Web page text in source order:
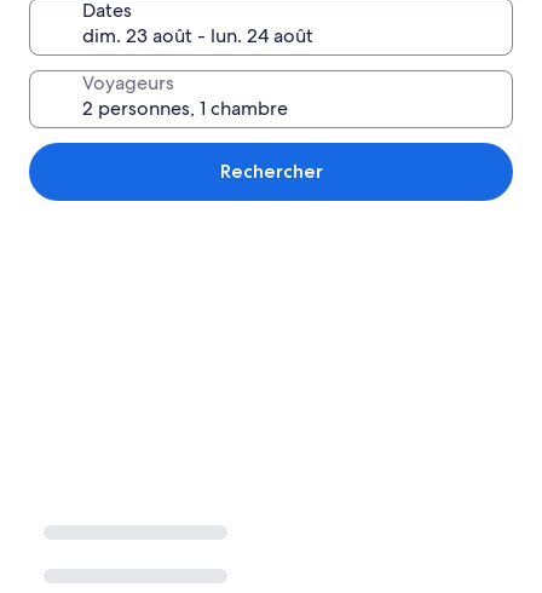
Dates
Voyageurs
Rechercher